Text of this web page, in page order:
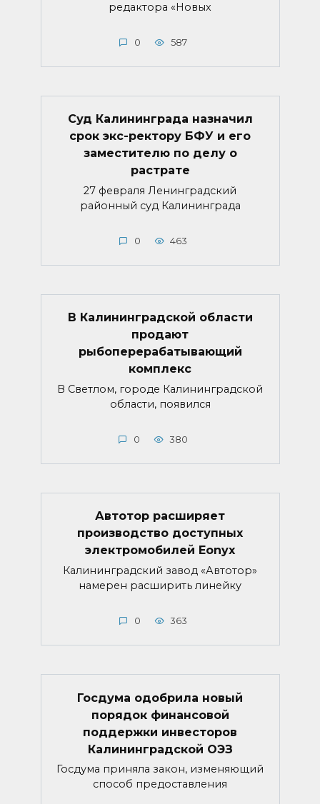
редактора «Новых
0 587
Суд Калининграда назначил
срок экс-ректору БФУ и его
заместителю по делу о
растрате
27 февраля Ленинградский
районный суд Калининграда
0 463
В Калининградской области
продают
рыбоперерабатывающий
комплекс
В Светлом, городе Калининградской
области, появился
0 380
Автотор расширяет
производство доступных
электромобилей Eonyx
Калининградский завод «Автотор»
намерен расширить линейку
0 363
Госдума одобрила новый
порядок финансовой
поддержки инвесторов
Калининградской ОЭЗ
Госдума приняла закон, изменяющий
способ предоставления